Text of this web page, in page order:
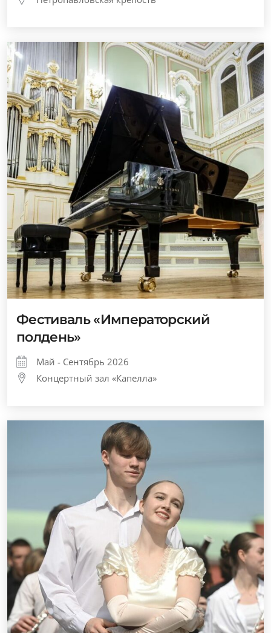
Фестиваль «Императорский
полдень»
Май - Сентябрь 2026
Концертный зал «Капелла»